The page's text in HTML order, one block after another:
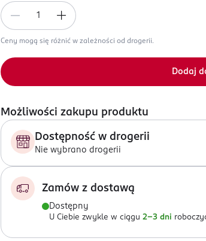
Ceny mogą się różnić w zależności od drogerii.
Dodaj
Możliwości zakupu produktu
Dostępność w drogerii
Nie wybrano drogerii
Zamów z dostawą
Dostępny
U Ciebie zwykle w ciągu 2-3 dni